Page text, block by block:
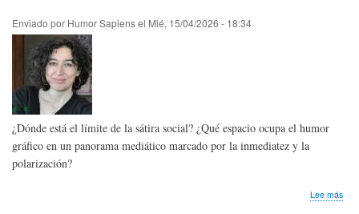
Enviado por Humor Sapiensel Mié, 15/04/2026 - 18:34
¿Dónde está el límite de la sátira social? ¿Qué espacio ocupa el humor
gráfico en un panorama mediático marcado por la inmediatez y la
polarización?
Lee más